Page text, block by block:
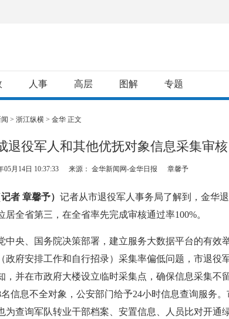
人事 高层 图解 专题
> 浙江纵横 > 金华 正文
退役军人和其他优抚对象信息采集审核
05月14日 10:37:33 来源： 金华新闻网-金华日报 章馨予
者 章馨予） 记者从市退役军人事务局了解到，金华
全省第三，在全省率先完成审核通过率100%。
央、国务院决策部署，建立服务大数据平台的有效
政府安排工作和自行招录）采集率偏低问题，市退役
，并在市政府大楼设立临时采集点，确保信息采集不
信息不全对象，公安部门给予24小时信息查询服务。
为查询军队转业干部档案、安置信息、人员比对开通